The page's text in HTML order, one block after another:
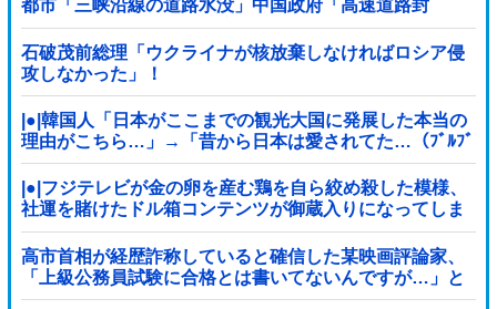
都市「三峡沿線の道路水没」中国政府「高速道路封
鎖！」中国ダム「緊急放流に合わせて開門（土砂崩れ発
生」→
石破茂前総理「ウクライナが核放棄しなければロシア侵
攻しなかった」！
|●|韓国人「日本がここまでの観光大国に発展した本当の
理由がこちら…」→「昔から日本は愛されてた…（ﾌﾞﾙﾌﾞ
ﾙ」＝韓国の反応
|●|フジテレビが金の卵を産む鶏を自ら絞め殺した模様、
社運を賭けたドル箱コンテンツが御蔵入りになってしま
い……
高市首相が経歴詐称していると確信した某映画評論家、
「上級公務員試験に合格とは書いてないんですが…」と
ツッコミを受けまくり……